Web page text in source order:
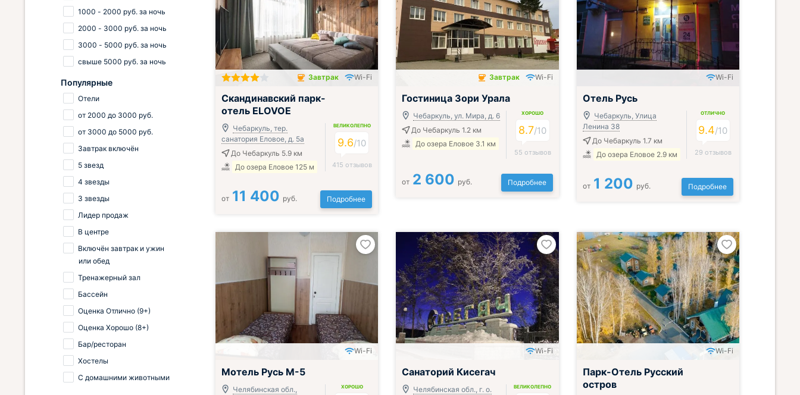
Завтрак включён
Завтрак Wi-Fi
Скандинавский парк-
отель ELOVOE
Чебаркуль, тер.
санатория Еловое, д. 5а
До Чебаркуль 5.9 км
До озера Еловое 125 м
ВЕЛИКОЛЕПНО
9.6/10
415 отзывов
от 11 400 руб. Подробнее
Завтрак включён
Завтрак Wi-Fi
Гостиница Зори Урала
Чебаркуль, ул. Мира, д. 6
До Чебаркуль 1.2 км
До озера Еловое 3.1 км
ХОРОШО
8.7/10
55 отзывов
от 2 600 руб. Подробнее
Wi-Fi
Отель Русь
Чебаркуль, Улица
Ленина 38
До Чебаркуль 1.7 км
До озера Еловое 2.9 км
ОТЛИЧНО
9.4/10
29 отзывов
от 1 200 руб. Подробнее
Wi-Fi
Мотель Русь М-5
Челябинская обл.,
ХОРОШО
Wi-Fi
Санаторий Кисегач
Челябинская обл., г. о.
ВЕЛИКОЛЕПНО
Wi-Fi
Парк-Отель Русский
остров
1000 - 2000 руб. за ночь
2000 - 3000 руб. за ночь
3000 - 5000 руб. за ночь
свыше 5000 руб. за ночь
Популярные
Отели
от 2000 до 3000 руб.
от 3000 до 5000 руб.
Завтрак включён
5 звезд
4 звезды
3 звезды
Лидер продаж
В центре
Включён завтрак и ужин
или обед
Тренажерный зал
Бассейн
Оценка Отлично (9+)
Оценка Хорошо (8+)
Бар/ресторан
Хостелы
С домашними животными